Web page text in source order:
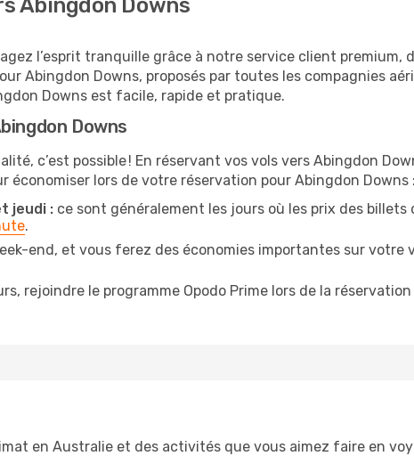
Abingdon Downs
l’esprit tranquille grâce à notre service client premium,
Abingdon Downs, proposés par toutes les compagnies
Downs est facile, rapide et pratique.
Downs
c’est possible ! En réservant vos vols vers Abingdon
économiser lors de votre réservation pour Abingdon Downs :
jeudi : ce sont généralement les jours où les prix des billets
.
end, et vous ferez des économies importantes sur votre
rejoindre le programme Opodo Prime lors de la
en Australie et des activités que vous aimez faire en